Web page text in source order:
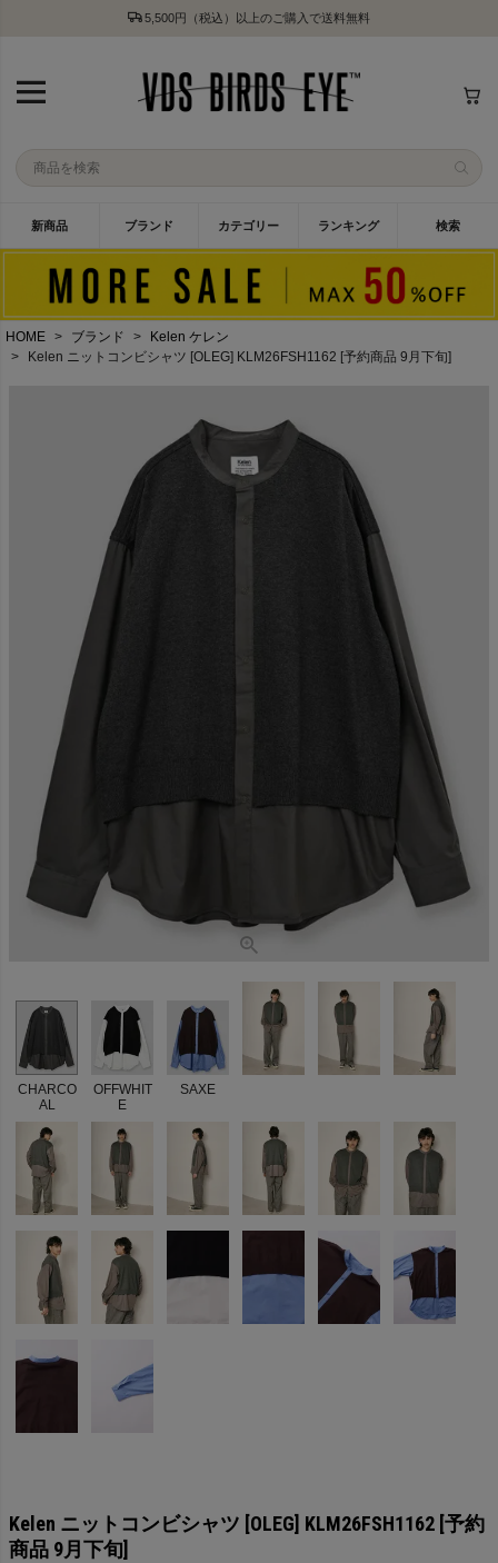
5,500円（税込）以上のご購入で送料無料
新商品 ブランド カテゴリー ランキング 検索
HOME ブランド
Kelen ケレン
Kelen ニットコンビシャツ [OLEG] KLM26FSH1162 [予約商品 9月下旬]
CHARCO
AL
OFFWHIT
E
SAXE
Kelen ニットコンビシャツ [OLEG] KLM26FSH1162 [予約
商品 9月下旬]